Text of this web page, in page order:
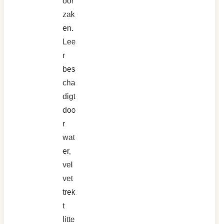
zak
en.
Lee
r
bes
cha
digt
doo
r
wat
er,
vel
vet
trek
t
litte